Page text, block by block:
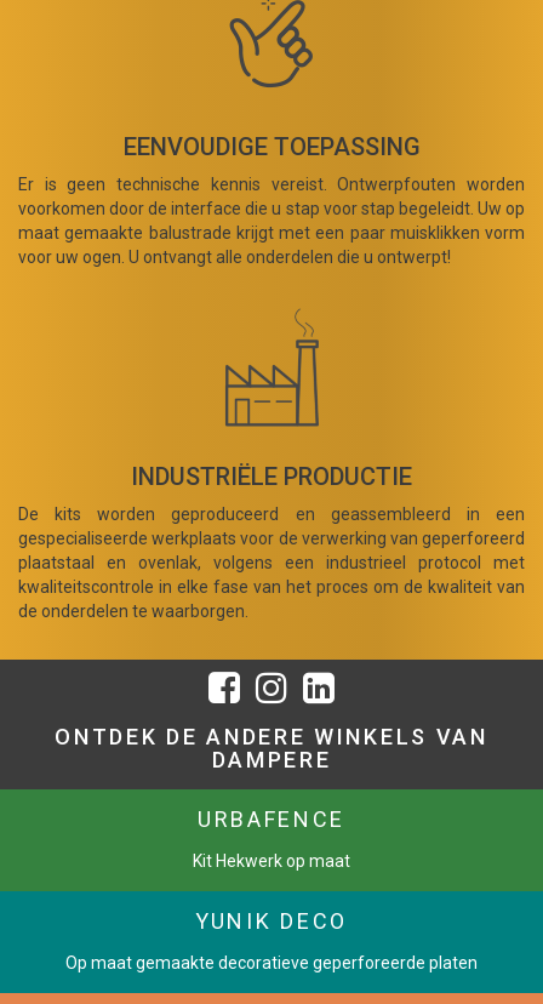
EENVOUDIGE TOEPASSING
Er is geen technische kennis vereist. Ontwerpfouten worden
voorkomen door de interface die u stap voor stap begeleidt. Uw op
maat gemaakte balustrade krijgt met een paar muisklikken vorm
voor uw ogen. U ontvangt alle onderdelen die u ontwerpt!
INDUSTRIËLE PRODUCTIE
De kits worden geproduceerd en geassembleerd in een
gespecialiseerde werkplaats voor de verwerking van geperforeerd
plaatstaal en ovenlak, volgens een industrieel protocol met
kwaliteitscontrole in elke fase van het proces om de kwaliteit van
de onderdelen te waarborgen.
ONTDEK DE ANDERE WINKELS VAN
DAMPERE
URBAFENCE
Kit Hekwerk op maat
YUNIK DECO
Op maat gemaakte decoratieve geperforeerde platen